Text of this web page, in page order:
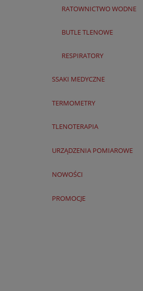
RATOWNICTWO WODNE
BUTLE TLENOWE
RESPIRATORY
SSAKI MEDYCZNE
TERMOMETRY
TLENOTERAPIA
URZĄDZENIA POMIAROWE
NOWOŚCI
PROMOCJE